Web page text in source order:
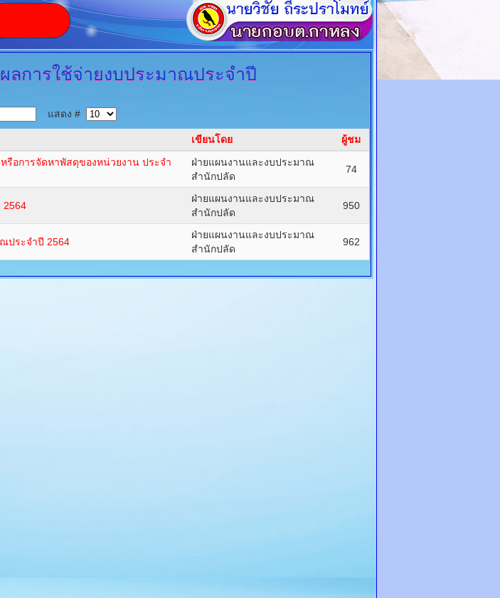
ลการใช้จ่ายงบประมาณประจำปี
แสดง #
เขียนโดย ผู้ชม
รือการจัดหาพัสดุของหน่วยงาน ประจำ
ฝ่ายแผนงานและงบประมาณ
สำนักปลัด
74
2564
ฝ่ายแผนงานและงบประมาณ
สำนักปลัด
950
ประจำปี 2564
ฝ่ายแผนงานและงบประมาณ
สำนักปลัด
962